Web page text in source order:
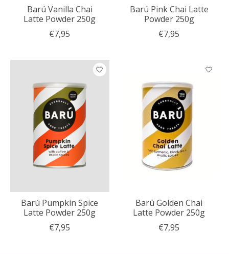
Barú Vanilla Chai
Latte Powder 250g
€7,95
Barú Pink Chai Latte
Powder 250g
€7,95
Barú Pumpkin Spice
Latte Powder 250g
€7,95
Barú Golden Chai
Latte Powder 250g
€7,95